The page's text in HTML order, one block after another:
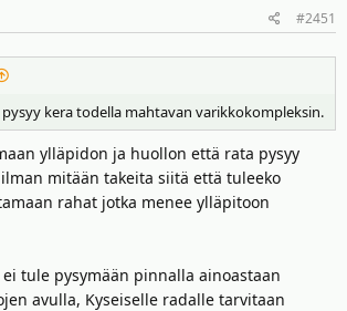
#2451
pysyy kera todella mahtavan varikkokompleksin.
ylläpidon ja huollon että rata pysyy
mitään takeita siitä että tuleeko
rahat jotka menee ylläpitoon
tule pysymään pinnalla ainoastaan
avulla, Kyseiselle radalle tarvitaan